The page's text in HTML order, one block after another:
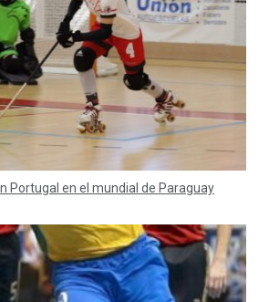
Portugal en el mundial de Paraguay